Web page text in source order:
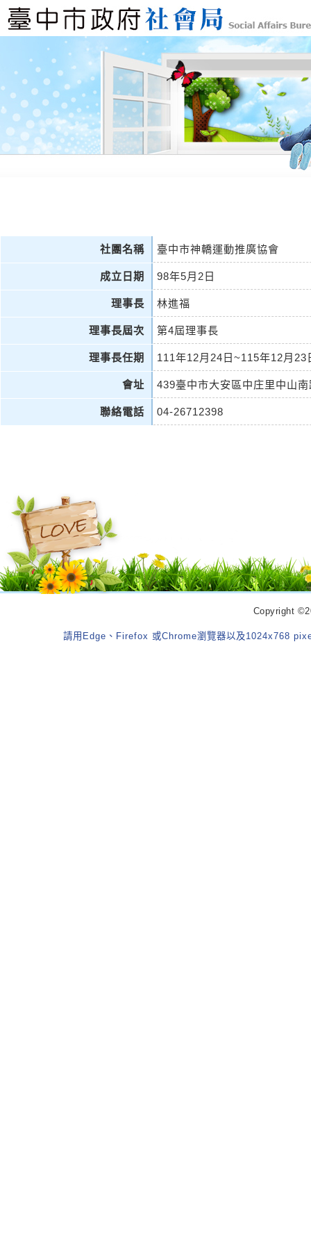
社團名稱 臺中市神轎運動推廣協會
成立日期 98年5月2日
理事長 林進福
理事長屆次 第4屆理事長
理事長任期 111年12月24日~115年12月23
會址 439臺中市大安區中庄里中山
聯絡電話 04-26712398
Copyright
請用Edge、Firefox 或Chrome瀏覽器以及1024x768